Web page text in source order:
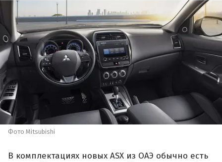
Фото Mitsubishi
В комплектациях новых ASX из ОАЭ обычно есть